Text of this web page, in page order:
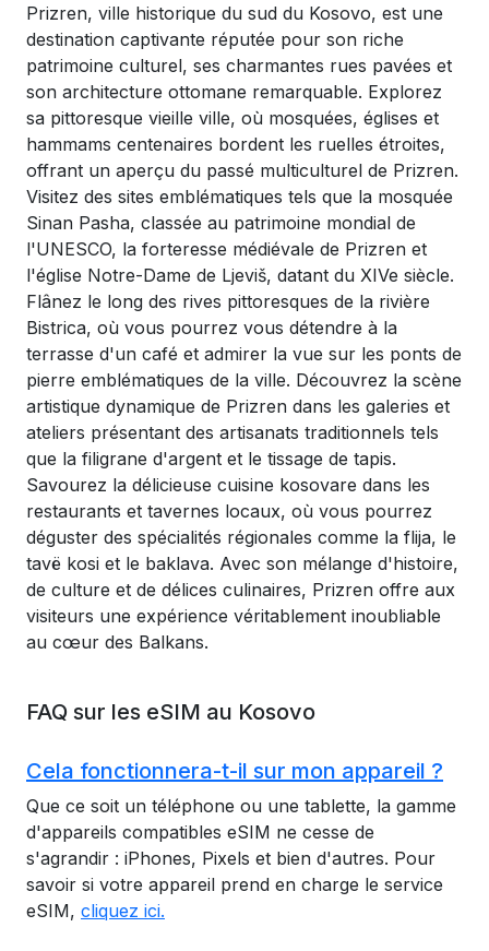
Prizren, ville historique du sud du Kosovo, est une
destination captivante réputée pour son riche
patrimoine culturel, ses charmantes rues pavées et
son architecture ottomane remarquable. Explorez
sa pittoresque vieille ville, où mosquées, églises et
hammams centenaires bordent les ruelles étroites,
offrant un aperçu du passé multiculturel de Prizren.
Visitez des sites emblématiques tels que la mosquée
Sinan Pasha, classée au patrimoine mondial de
l'UNESCO, la forteresse médiévale de Prizren et
l'église Notre-Dame de Ljeviš, datant du XIVe siècle.
Flânez le long des rives pittoresques de la rivière
Bistrica, où vous pourrez vous détendre à la
terrasse d'un café et admirer la vue sur les ponts de
pierre emblématiques de la ville. Découvrez la scène
artistique dynamique de Prizren dans les galeries et
ateliers présentant des artisanats traditionnels tels
que la filigrane d'argent et le tissage de tapis.
Savourez la délicieuse cuisine kosovare dans les
restaurants et tavernes locaux, où vous pourrez
déguster des spécialités régionales comme la flija, le
tavë kosi et le baklava. Avec son mélange d'histoire,
de culture et de délices culinaires, Prizren offre aux
visiteurs une expérience véritablement inoubliable
au cœur des Balkans.
FAQ sur les eSIM au Kosovo
Cela fonctionnera-t-il sur mon appareil ?
Que ce soit un téléphone ou une tablette, la gamme
d'appareils compatibles eSIM ne cesse de
s'agrandir : iPhones, Pixels et bien d'autres. Pour
savoir si votre appareil prend en charge le service
eSIM, cliquez ici.